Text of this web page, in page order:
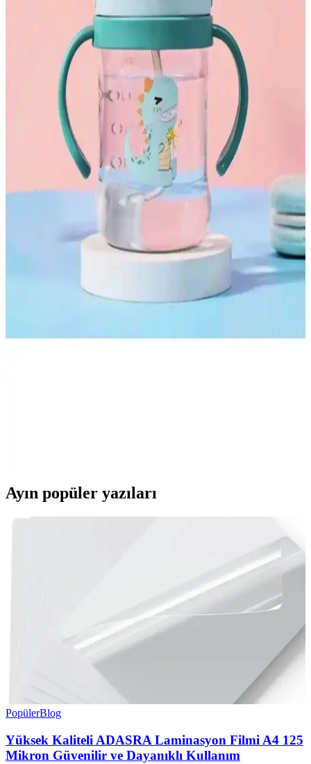
Midilife Bamboo Hygiene ve Comfort Yatak:
Sağlıklı ve Konforlu Uyku İçin Yenilikçi Tasarım
Yüksek kaliteli malzemeleri ve teknolojik özellikleriyle öne çıkan
Midilife Bamboo Hygiene ve Comfort yatak, ergonomik tasarımıyla
sağlıklı ve rahat bir uyku deneyimi sunar.
Viscotex visko yastık modellerinin özellikleri ve
karşılaştırması
Bu makale, Viscotex Lif Kılıflı Hava Kanallı ve Medium Serenity
ergonomik visko yastıklarının özelliklerini, kullanıcı yorumlarını ve
performanslarını detaylı şekilde karşılaştırıyor.
Tupperware Eco Şişe Suluk ve Matara: Sağlıklı,
Dayanıklı ve Ergonomik İçecek Taşıma Çözümü
Tupperware Eco Şişe, 750 ml kapasitesi, dayanıklı malzemesi ve
ergonomik tasarımıyla günlük kullanım için ideal, sağlıklı ve
Ev ve Ofis Kullanımı İçin Metal Gövdeli Sandalye
ve Masa Takımı Karşılaştırması
Ayın popüler yazıları
PopülerBlog
Yüksek Kaliteli ADASRA Laminasyon Filmi A4 125
Mikron Güvenilir ve Dayanıklı Kullanım